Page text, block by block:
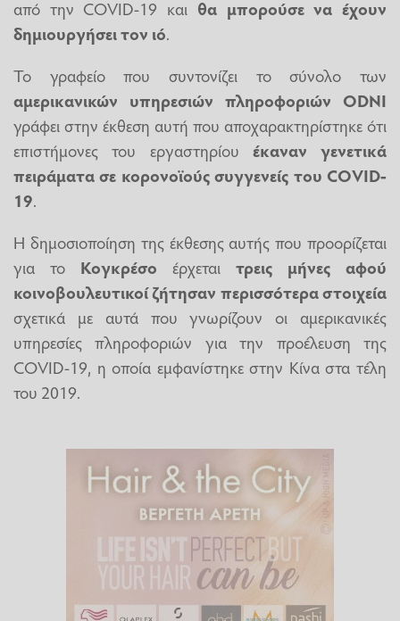
από την COVID-19 και θα μπορούσε να έχουν
δημιουργήσει τον ιό.
Το γραφείο που συντονίζει το σύνολο των
αμερικανικών υπηρεσιών πληροφοριών ODNI
γράφει στην έκθεση αυτή που αποχαρακτηρίστηκε ότι
επιστήμονες του εργαστηρίου έκαναν γενετικά
πειράματα σε κορονοϊούς συγγενείς του COVID-
19.
Η δημοσιοποίηση της έκθεσης αυτής που προορίζεται
για το Κογκρέσο έρχεται τρεις μήνες αφού
κοινοβουλευτικοί ζήτησαν περισσότερα στοιχεία
σχετικά με αυτά που γνωρίζουν οι αμερικανικές
υπηρεσίες πληροφοριών για την προέλευση της
COVID-19, η οποία εμφανίστηκε στην Κίνα στα τέλη
του 2019.